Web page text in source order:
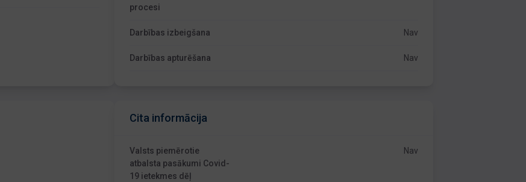
procesi
Darbības izbeigšana Nav
Darbības apturēšana Nav
Cita informācija
Valsts piemērotie
atbalsta pasākumi Covid-
19 ietekmes dēļ
Nav